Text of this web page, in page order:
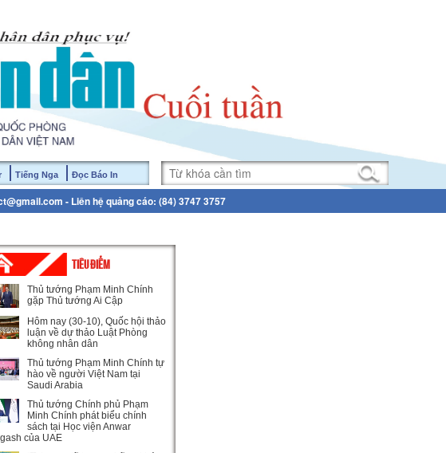
Tiếng Nga Đọc Báo In
- Liên hệ quảng cáo: (84) 3747 3757
TIÊU ĐIỂM
Thủ tướng Phạm Minh Chính
gặp Thủ tướng Ai Cập
Hôm nay (30-10), Quốc hội thảo
luận về dự thảo Luật Phòng
không nhân dân
Thủ tướng Phạm Minh Chính tự
hào về người Việt Nam tại
Saudi Arabia
Thủ tướng Chính phủ Phạm
Minh Chính phát biểu chính
sách tại Học viện Anwar
của UAE